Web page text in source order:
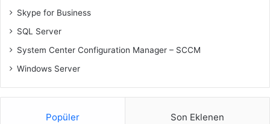
Skype for Business
SQL Server
System Center Configuration Manager – SCCM
Windows Server
Popüler Son Eklenen